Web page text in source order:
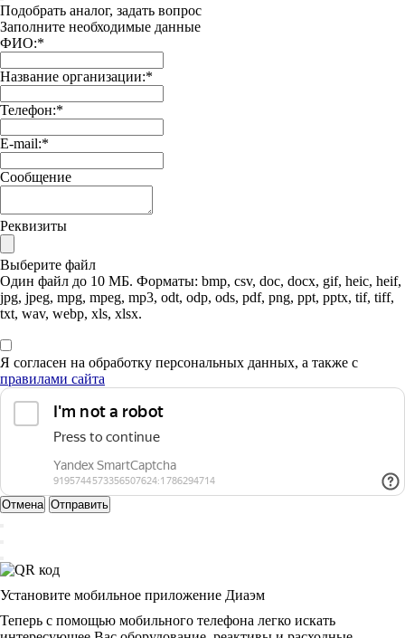
Подобрать аналог, задать вопрос
Заполните необходимые данные
ФИО:*
Название организации:*
Телефон:*
E-mail:*
Сообщение
Реквизиты
Выберите файл
Один файл до 10 МБ. Форматы: bmp, csv, doc, docx, gif, heic, heif,
jpg, jpeg, mpg, mpeg, mp3, odt, odp, ods, pdf, png, ppt, pptx, tif, tiff,
txt, wav, webp, xls, xlsx.
Я согласен на обработку персональных данных, а также с
правилами сайта
Отмена Отправить
Установите мобильное приложение Диаэм
Теперь с помощью мобильного телефона легко искать